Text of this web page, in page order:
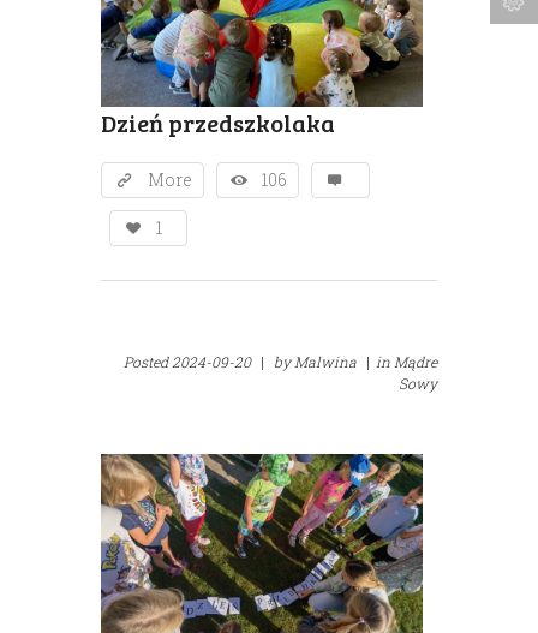
Dzień przedszkolaka
More 106
1
Posted2024-09-20 | byMalwina | inMądre
Sowy